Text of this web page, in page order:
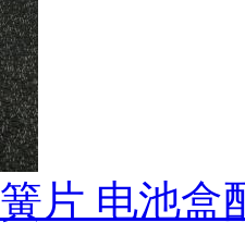
片 电池盒